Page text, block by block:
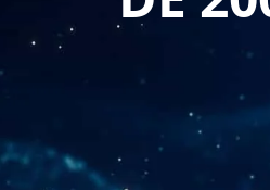
et les situations d'urgence. Avec
à votre secteur d'activité, qu'il
ou d'agriculture. Les
une application immédiate sur
des risques chimiques - niveau
en vigueur concernant la